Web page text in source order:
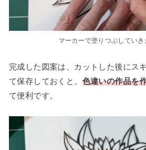
マーカーで塗りつぶしていき
完成した図案は、カットした後にス
て保存しておくと、 色違いの作品を
て便利です。